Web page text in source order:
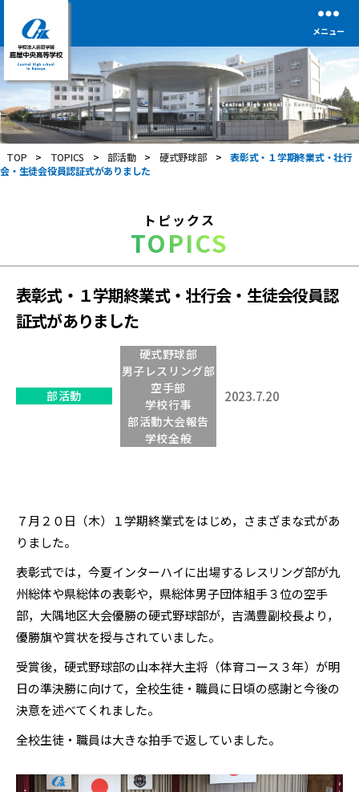
学
校
法
人
前
田
学
高
等
学
校
メニュー
TOP > TOPICS > 部活動 > 硬式野球部 >
表彰式・１学期終業式・壮行
会・生徒会役員認証式がありました
トピックス
TOPICS
表彰式・１学期終業式・壮行会・生徒会役員認
証式がありました
部活動
硬式野球部
男子レスリング部
空手部
学校行事
部活動大会報告
学校全般
2023.7.20
７月２０日（木）１学期終業式をはじめ，さまざまな式があ
りました。
表彰式では，今夏インターハイに出場するレスリング部が九
州総体や県総体の表彰や，県総体男子団体組手３位の空手
部，大隅地区大会優勝の硬式野球部が，吉満豊副校長より，
優勝旗や賞状を授与されていました。
受賞後，硬式野球部の山本祥大主将（体育コース３年）が明
日の準決勝に向けて，全校生徒・職員に日頃の感謝と今後の
決意を述べてくれました。
全校生徒・職員は大きな拍手で返していました。